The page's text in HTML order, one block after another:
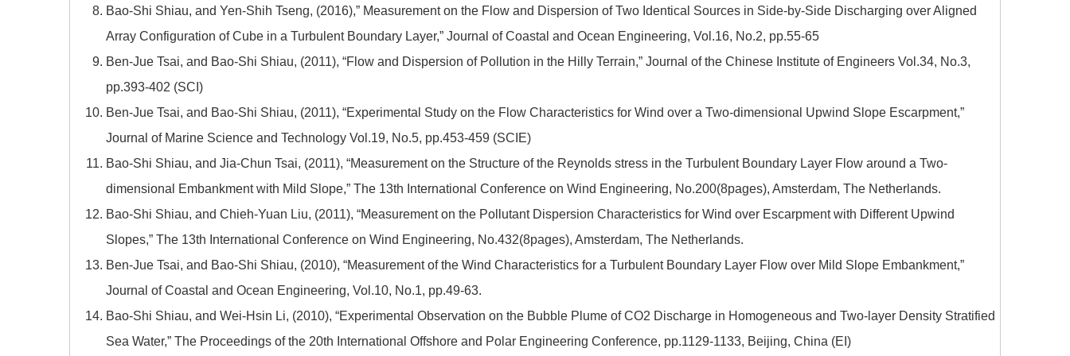
Bao-Shi Shiau, and Yen-Shih Tseng, (2016),” Measurement on the Flow and Dispersion of Two Identical Sources in Side-by-Side Discharging over Aligned
Array Configuration of Cube in a Turbulent Boundary Layer,” Journal of Coastal and Ocean Engineering, Vol.16, No.2, pp.55-65
Ben-Jue Tsai, and Bao-Shi Shiau, (2011), “Flow and Dispersion of Pollution in the Hilly Terrain,” Journal of the Chinese Institute of Engineers Vol.34, No.3,
pp.393-402 (SCI)
Ben-Jue Tsai, and Bao-Shi Shiau, (2011), “Experimental Study on the Flow Characteristics for Wind over a Two-dimensional Upwind Slope Escarpment,”
Journal of Marine Science and Technology Vol.19, No.5, pp.453-459 (SCIE)
Bao-Shi Shiau, and Jia-Chun Tsai, (2011), “Measurement on the Structure of the Reynolds stress in the Turbulent Boundary Layer Flow around a Two-
dimensional Embankment with Mild Slope,” The 13th International Conference on Wind Engineering, No.200(8pages), Amsterdam, The Netherlands.
Bao-Shi Shiau, and Chieh-Yuan Liu, (2011), “Measurement on the Pollutant Dispersion Characteristics for Wind over Escarpment with Different Upwind
Slopes,” The 13th International Conference on Wind Engineering, No.432(8pages), Amsterdam, The Netherlands.
Ben-Jue Tsai, and Bao-Shi Shiau, (2010), “Measurement of the Wind Characteristics for a Turbulent Boundary Layer Flow over Mild Slope Embankment,”
Journal of Coastal and Ocean Engineering, Vol.10, No.1, pp.49-63.
Bao-Shi Shiau, and Wei-Hsin Li, (2010), “Experimental Observation on the Bubble Plume of CO2 Discharge in Homogeneous and Two-layer Density Stratified
Sea Water,” The Proceedings of the 20th International Offshore and Polar Engineering Conference, pp.1129-1133, Beijing, China (EI)